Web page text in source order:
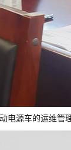
电源车的运维管